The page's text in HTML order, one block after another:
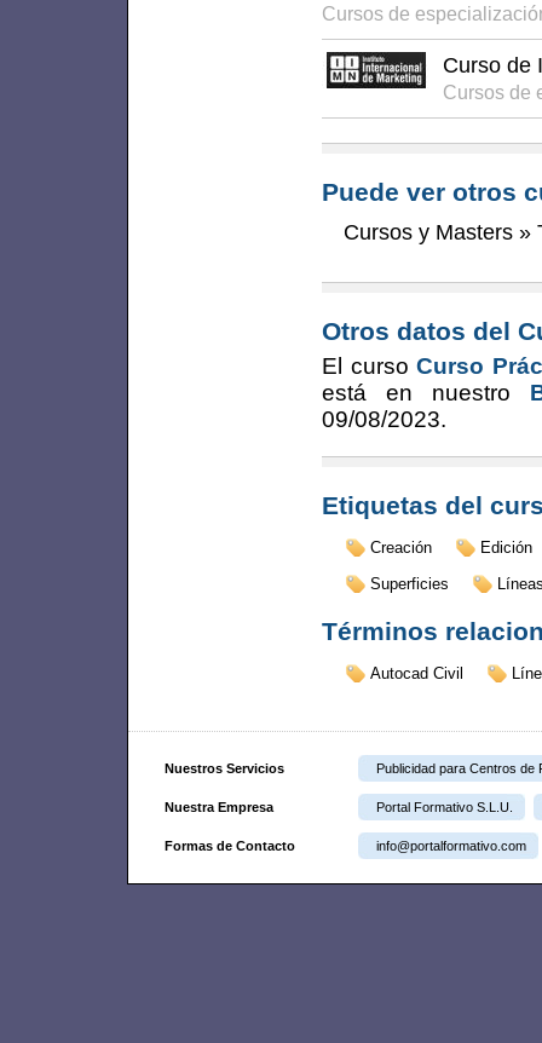
Cursos de
Curso de
Cursos de
Puede ver otros
Cursos y Masters »
Otros datos del
El curso Curso
está en nuestro
09/08/2023.
Etiquetas del
Creación
Edición
Superficies
Términos
Autocad Civil
Nuestros Servicios Publicidad para Centros de
Nuestra Empresa Portal Formativo S.L.U.
Formas de Contacto info@portalformativo.com